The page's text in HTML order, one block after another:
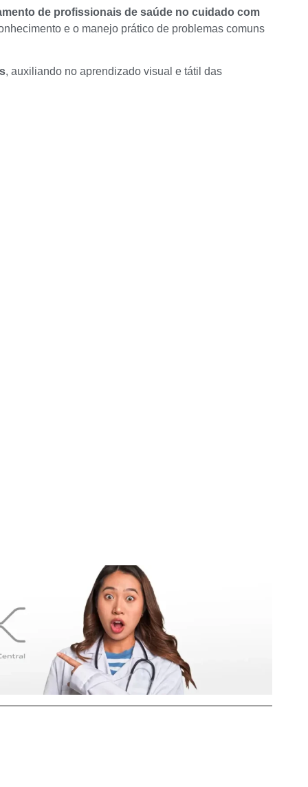
de profissionais de saúde no cuidado com
e o manejo prático de problemas comuns
, auxiliando no aprendizado visual e tátil das